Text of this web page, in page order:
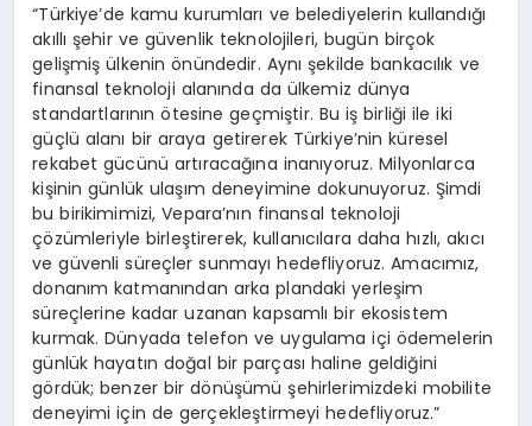
“Türkiye’de kamu kurumları ve belediyelerin kullandığı
akıllı şehir ve güvenlik teknolojileri, bugün birçok
gelişmiş ülkenin önündedir. Aynı şekilde bankacılık ve
finansal teknoloji alanında da ülkemiz dünya
standartlarının ötesine geçmiştir. Bu iş birliği ile iki
güçlü alanı bir araya getirerek Türkiye’nin küresel
rekabet gücünü artıracağına inanıyoruz. Milyonlarca
kişinin günlük ulaşım deneyimine dokunuyoruz. Şimdi
bu birikimimizi, Vepara’nın finansal teknoloji
çözümleriyle birleştirerek, kullanıcılara daha hızlı, akıcı
ve güvenli süreçler sunmayı hedefliyoruz. Amacımız,
donanım katmanından arka plandaki yerleşim
süreçlerine kadar uzanan kapsamlı bir ekosistem
kurmak. Dünyada telefon ve uygulama içi ödemelerin
günlük hayatın doğal bir parçası haline geldiğini
gördük; benzer bir dönüşümü şehirlerimizdeki mobilite
deneyimi için de gerçekleştirmeyi hedefliyoruz.”